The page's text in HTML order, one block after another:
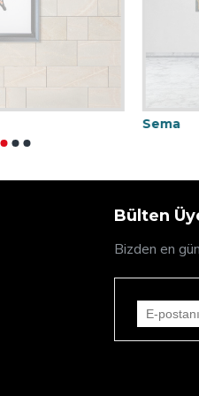
Bülten
Bizden en